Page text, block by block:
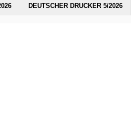
DEUTSCHER DRUCKER 5/2026